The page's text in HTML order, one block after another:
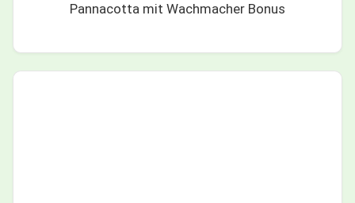
Pannacotta mit Wachmacher Bonus